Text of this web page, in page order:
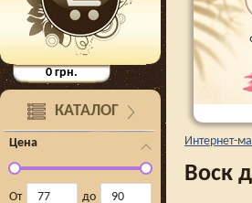
0грн.
КАТАЛОГ
Цена
От до
Интернет-
Воск